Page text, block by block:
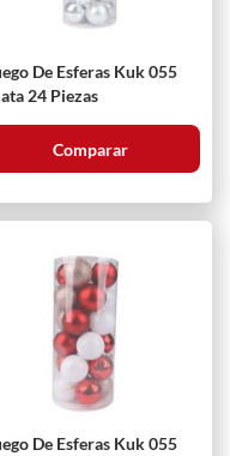
De Esferas Kuk 055
24 Piezas
Comparar
De Esferas Kuk 055